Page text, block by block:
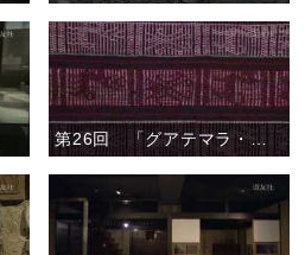
第26回 「グアテマラ・幻の巻きスカート」